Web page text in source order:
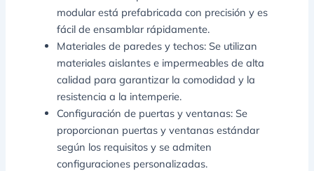
modular está prefabricada con precisión y es
fácil de ensamblar rápidamente.
Materiales de paredes y techos: Se utilizan
materiales aislantes e impermeables de alta
calidad para garantizar la comodidad y la
resistencia a la intemperie.
Configuración de puertas y ventanas: Se
proporcionan puertas y ventanas estándar
según los requisitos y se admiten
configuraciones personalizadas.